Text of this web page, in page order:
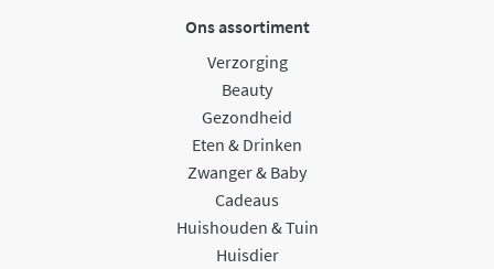
Ons assortiment
Verzorging
Beauty
Gezondheid
Eten & Drinken
Zwanger & Baby
Cadeaus
Huishouden & Tuin
Huisdier